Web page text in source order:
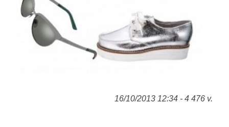
16/10/2013 12:34 - 4 476 v.